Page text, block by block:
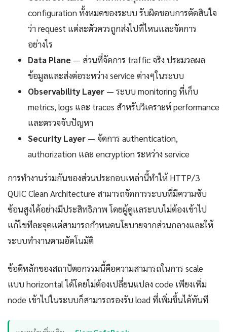
configuration ทั้งหมดของระบบ รับผิดชอบการตัดสินใจ
ว่า request แต่ละตัวควรถูกส่งไปที่ไหนและจัดการ
อย่างไร
Data Plane — ส่วนที่จัดการ traffic จริง ประมวลผล
ข้อมูลและส่งต่อระหว่าง service ต่างๆในระบบ
Observability Layer — ระบบ monitoring ที่เก็บ
metrics, logs และ traces สำหรับวิเคราะห์ performance
และตรวจจับปัญหา
Security Layer — จัดการ authentication,
authorization และ encryption ระหว่าง service
การทำงานร่วมกันของส่วนประกอบเหล่านี้ทำให้ HTTP/3
QUIC Clean Architecture สามารถจัดการระบบที่มีความซับ
ซ้อนสูงได้อย่างมีประสิทธิภาพ โดยผู้ดูแลระบบไม่ต้องเข้าไป
แก้ไขทีละจุดแต่สามารถกำหนดนโยบายจากส่วนกลางและให้
ระบบทำงานตามอัตโนมัติ
ข้อดีหลักของสถาปัตยกรรมนี้คือความสามารถในการ scale
แบบ horizontal ได้โดยไม่ต้องเปลี่ยนแปลง code เพียงเพิ่ม
node เข้าไปในระบบก็สามารถรองรับ load ที่เพิ่มขึ้นได้ทันที